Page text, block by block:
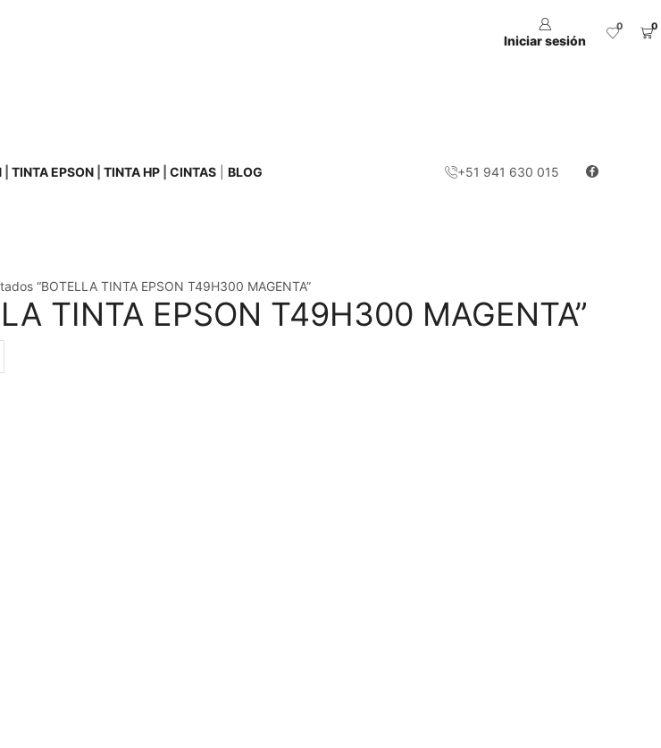
Iniciar sesión
0 0
|TINTA EPSON |TINTA HP |CINTAS |BLOG +51 941 630 015
“BOTELLA TINTA EPSON T49H300 MAGENTA”
TINTA EPSON T49H300 MAGENTA”